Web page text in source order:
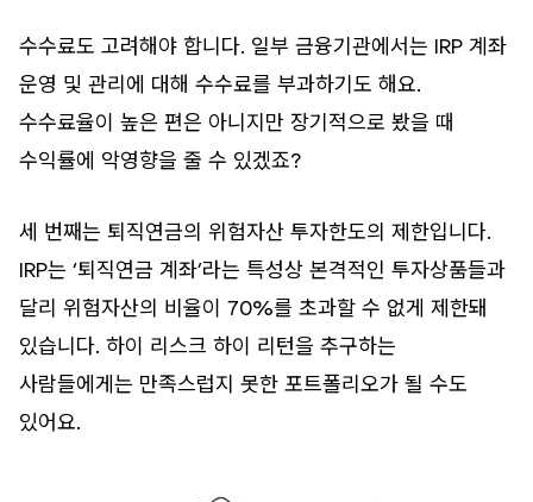
수수료도 고려해야 합니다. 일부 금융기관에서는 IRP 계좌
운영 및 관리에 대해 수수료를 부과하기도 해요.
수수료율이 높은 편은 아니지만 장기적으로 봤을 때
수익률에 악영향을 줄 수 있겠죠?
세 번째는 퇴직연금의 위험자산 투자한도의 제한입니다.
IRP는 ‘퇴직연금 계좌’라는 특성상 본격적인 투자상품들과
달리 위험자산의 비율이 70%를 초과할 수 없게 제한돼
있습니다. 하이 리스크 하이 리턴을 추구하는
사람들에게는 만족스럽지 못한 포트폴리오가 될 수도
있어요.